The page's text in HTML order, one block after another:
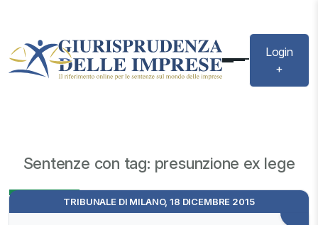
Login
+
Sentenze con tag: presunzione ex lege
TRIBUNALE DI MILANO, 18 DICEMBRE 2015